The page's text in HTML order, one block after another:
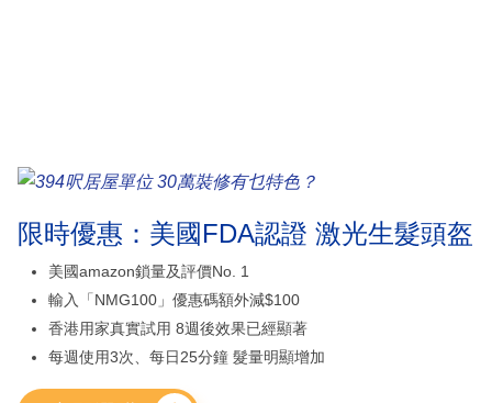
限時優惠：美國FDA認證 激光生髮頭盔
美國amazon鎖量及評價No. 1
輸入「NMG100」優惠碼額外減$100
香港用家真實試用 8週後效果已經顯著
每週使用3次、每日25分鐘 髮量明顯增加